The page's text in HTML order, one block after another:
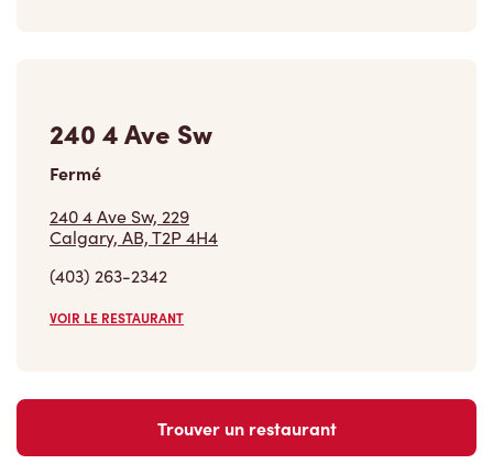
Fermé
240 4 Ave Sw, 229
Calgary, AB, T2P 4H4
(403) 263-2342
VOIR LE RESTAURANT
Trouver un restaurant